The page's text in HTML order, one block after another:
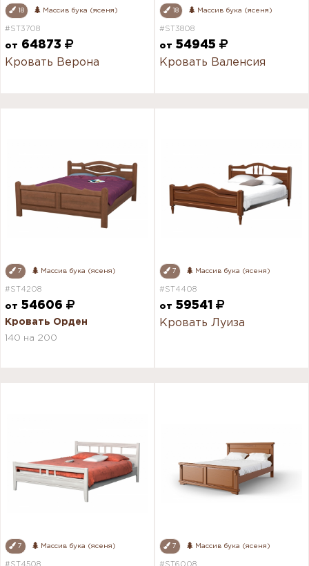
18 Массив бука (ясеня)
#ST3708
от
64873
Кровать Верона
18 Массив бука (ясеня)
#ST3808
от 54945
Кровать Валенсия
7 Массив бука (ясеня)
#ST4208
от 54606
Кровать Орден
140 на 200
7 Массив бука (ясеня)
#ST4408
от 59541
Кровать Луиза
7 Массив бука (ясеня)
#ST4508
7 Массив бука (ясеня)
#ST6008